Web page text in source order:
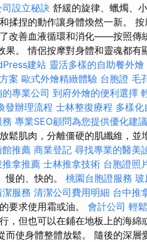
司設立秘訣 舒緩的旋律、蠟燭、
揉捏的動作讓身體煥然一新。
改善血液循環和消化——按照傳
果。 情侶按摩對身體和靈魂都有
建站 靈活多樣的自助餐外燴
案 歐式外燴精緻體驗 台胞證 毛
專業公司 到府外燴的便利選擇
發辦理流程 士林整復療程 多樣化
專業SEO顧問為您提供優化建議
鬆肌肉，分離僵硬的肌纖維，並
館推薦 商業登記 尋找專業的醫美
推拿推薦 士林推拿技術 台胞證照
慢的、快的。 桃園台胞證服務 玻
服務 清潔公司費用明細 台中推
要求使用霜或油。 會計公司 輕
，但也可以在鋪在地板上的海綿
而使身體整體放鬆。 隨後的深層